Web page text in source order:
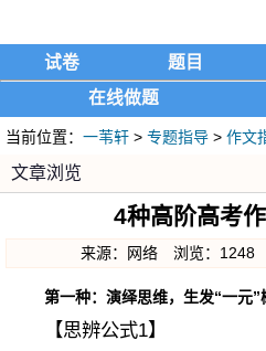
试卷 题目
在线做题
当前位置： 一苇轩 > 专题指导 > 作文
文章浏览
4种高阶高考
来源：网络 浏览：
第一种：演绎思维，生发“一元”
【思辨公式1】